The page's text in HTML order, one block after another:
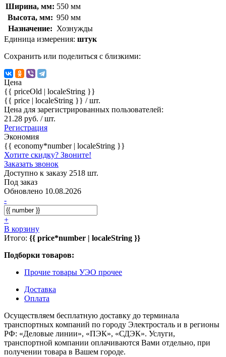
Ширина, мм: 550 мм
Высота, мм: 950 мм
Назначение: Хознужды
Единица измерения: штук
Сохранить или поделиться с близкими:
Цена
{{ priceOld | localeString }}
{{ price | localeString }} / шт.
Цена для зарегистрированных пользователей:
21.28 руб. / шт.
Регистрация
Экономия
{{ economy*number | localeString }}
Хотите скидку? Звоните!
Заказать звонок
Доступно к заказу 2518 шт.
Под заказ
Обновлено 10.08.2026
-
+
В корзину
Итого: {{ price*number | localeString }}
Подборки товаров:
Прочие товары УЭО прочее
Доставка
Оплата
Осуществляем бесплатную доставку до терминала
транспортных компаний по городу Электросталь и в регионы
РФ: «Деловые линии», «ПЭК», «СДЭК». Услуги,
транспортной компании оплачиваются Вами отдельно, при
получении товара в Вашем городе.